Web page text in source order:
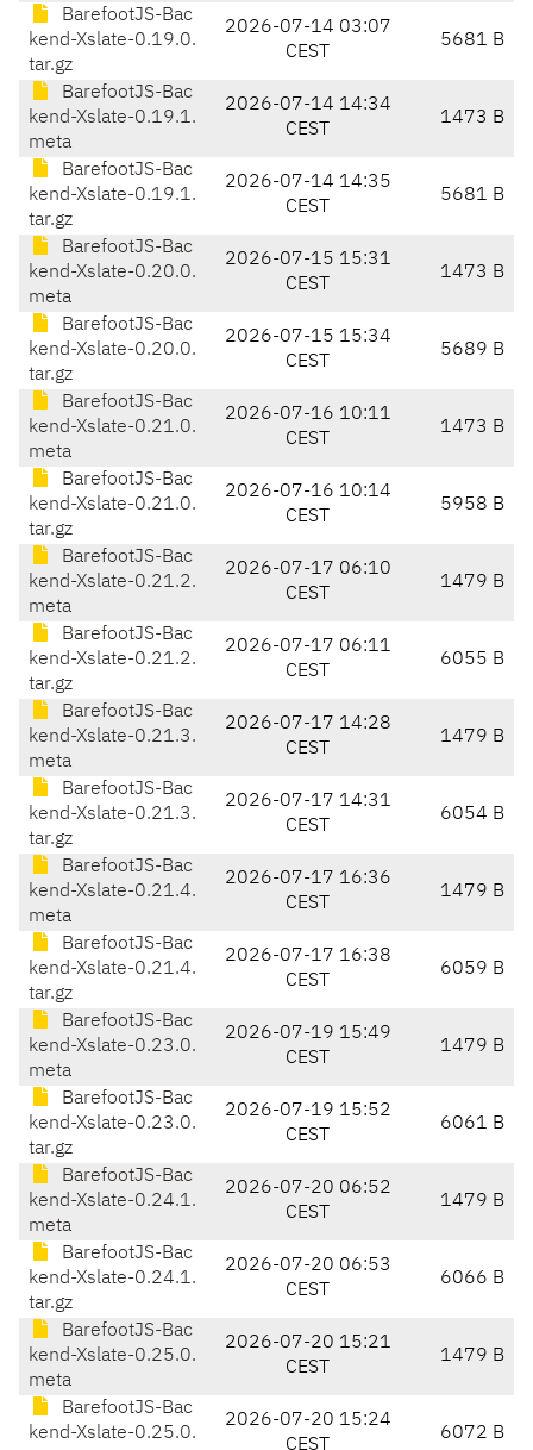
BarefootJS-Bac
kend-Xslate-0.19.0.
tar.gz
2026-07-14 03:07
CEST
5681 B
BarefootJS-Bac
kend-Xslate-0.19.1.
meta
2026-07-14 14:34
CEST
1473 B
BarefootJS-Bac
kend-Xslate-0.19.1.
tar.gz
2026-07-14 14:35
CEST
5681 B
BarefootJS-Bac
kend-Xslate-0.20.0.
meta
2026-07-15 15:31
CEST
1473 B
BarefootJS-Bac
kend-Xslate-0.20.0.
tar.gz
2026-07-15 15:34
CEST
5689 B
BarefootJS-Bac
kend-Xslate-0.21.0.
meta
2026-07-16 10:11
CEST
1473 B
BarefootJS-Bac
kend-Xslate-0.21.0.
tar.gz
2026-07-16 10:14
CEST
5958 B
BarefootJS-Bac
kend-Xslate-0.21.2.
meta
2026-07-17 06:10
CEST
1479 B
BarefootJS-Bac
kend-Xslate-0.21.2.
tar.gz
2026-07-17 06:11
CEST
6055 B
BarefootJS-Bac
kend-Xslate-0.21.3.
meta
2026-07-17 14:28
CEST
1479 B
BarefootJS-Bac
kend-Xslate-0.21.3.
tar.gz
2026-07-17 14:31
CEST
6054 B
BarefootJS-Bac
kend-Xslate-0.21.4.
meta
2026-07-17 16:36
CEST
1479 B
BarefootJS-Bac
kend-Xslate-0.21.4.
tar.gz
2026-07-17 16:38
CEST
6059 B
BarefootJS-Bac
kend-Xslate-0.23.0.
meta
2026-07-19 15:49
CEST
1479 B
BarefootJS-Bac
kend-Xslate-0.23.0.
tar.gz
2026-07-19 15:52
CEST
6061 B
BarefootJS-Bac
kend-Xslate-0.24.1.
meta
2026-07-20 06:52
CEST
1479 B
BarefootJS-Bac
kend-Xslate-0.24.1.
tar.gz
2026-07-20 06:53
CEST
6066 B
BarefootJS-Bac
kend-Xslate-0.25.0.
meta
2026-07-20 15:21
CEST
1479 B
BarefootJS-Bac
kend-Xslate-0.25.0.
2026-07-20 15:24
CEST
6072 B